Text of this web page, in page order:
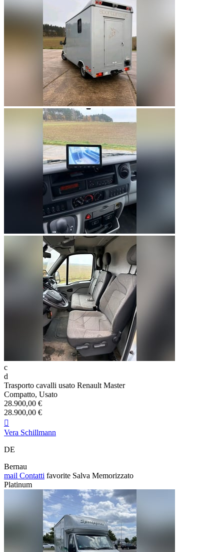
c
d
Trasporto cavalli usato Renault Master
Compatto, Usato
28.900,00 €
28.900,00 €

Vera Schillmann
DE
Bernau
mail Contatti favorite Salva Memorizzato
Platinum